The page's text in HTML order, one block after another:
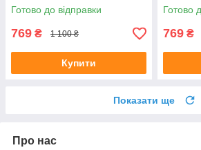
Готово до відправки
769 ₴ 1 100 ₴
Купити
Готово
769 ₴
Показати ще
Про нас